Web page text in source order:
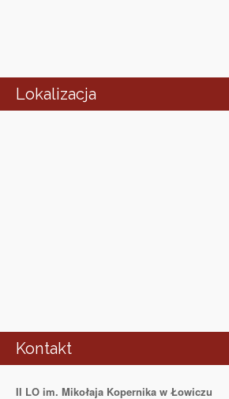
Lokalizacja
Kontakt
II LO im. Mikołaja Kopernika w Łowiczu